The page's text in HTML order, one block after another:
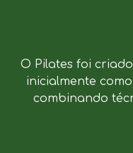
O Pilates foi
inicialmente
combinando